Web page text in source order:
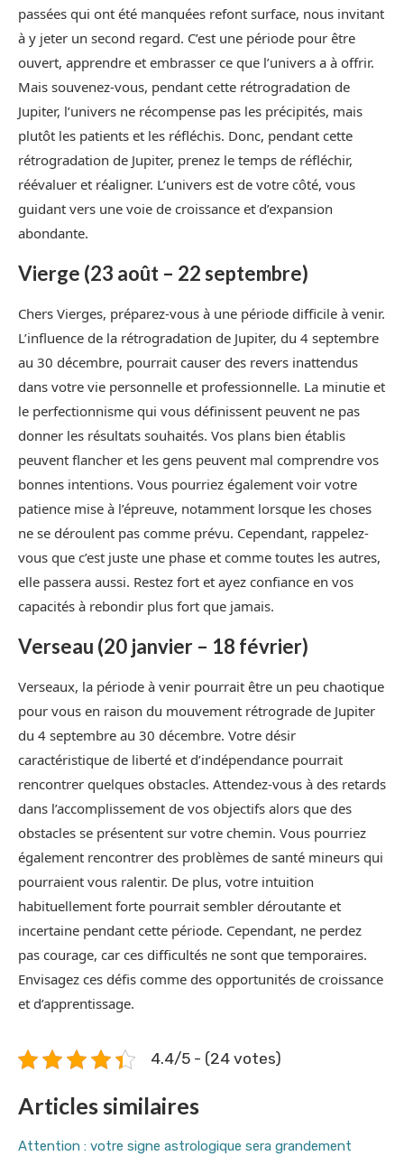
passées qui ont été manquées refont surface, nous invitant
à y jeter un second regard. C’est une période pour être
ouvert, apprendre et embrasser ce que l’univers a à offrir.
Mais souvenez-vous, pendant cette rétrogradation de
Jupiter, l’univers ne récompense pas les précipités, mais
plutôt les patients et les réfléchis. Donc, pendant cette
rétrogradation de Jupiter, prenez le temps de réfléchir,
réévaluer et réaligner. L’univers est de votre côté, vous
guidant vers une voie de croissance et d’expansion
abondante.
Vierge (23 août – 22 septembre)
Chers Vierges, préparez-vous à une période difficile à venir.
L’influence de la rétrogradation de Jupiter, du 4 septembre
au 30 décembre, pourrait causer des revers inattendus
dans votre vie personnelle et professionnelle. La minutie et
le perfectionnisme qui vous définissent peuvent ne pas
donner les résultats souhaités. Vos plans bien établis
peuvent flancher et les gens peuvent mal comprendre vos
bonnes intentions. Vous pourriez également voir votre
patience mise à l’épreuve, notamment lorsque les choses
ne se déroulent pas comme prévu. Cependant, rappelez-
vous que c’est juste une phase et comme toutes les autres,
elle passera aussi. Restez fort et ayez confiance en vos
capacités à rebondir plus fort que jamais.
Verseau (20 janvier – 18 février)
Verseaux, la période à venir pourrait être un peu chaotique
pour vous en raison du mouvement rétrograde de Jupiter
du 4 septembre au 30 décembre. Votre désir
caractéristique de liberté et d’indépendance pourrait
rencontrer quelques obstacles. Attendez-vous à des retards
dans l’accomplissement de vos objectifs alors que des
obstacles se présentent sur votre chemin. Vous pourriez
également rencontrer des problèmes de santé mineurs qui
pourraient vous ralentir. De plus, votre intuition
habituellement forte pourrait sembler déroutante et
incertaine pendant cette période. Cependant, ne perdez
pas courage, car ces difficultés ne sont que temporaires.
Envisagez ces défis comme des opportunités de croissance
et d’apprentissage.
4.4/5 - (24 votes)
Articles similaires
Attention : votre signe astrologique sera grandement